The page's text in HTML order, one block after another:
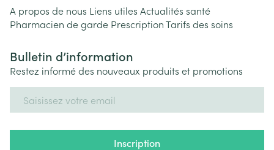
A propos de nous Liens utiles Actualités santé
Pharmacien de garde PrescriptionTarifs des soins
Bulletin d’information
Restez informé des nouveaux produits et promotions
Inscription